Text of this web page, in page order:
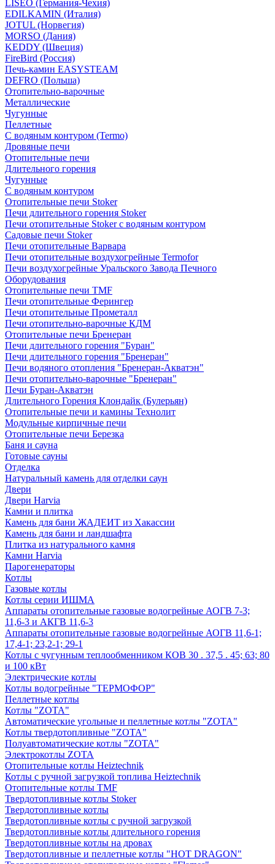
LISEO (Германия-Чехия)
EDILKAMIN (Италия)
JOTUL (Норвегия)
MORSO (Дания)
KEDDY (Швеция)
FireBird (Россия)
Печь-камин EASYSTEAM
DEFRO (Польша)
Отопительно-варочные
Металлические
Чугунные
Пеллетные
С водяным контуром (Termo)
Дровяные печи
Отопительные печи
Длительного горения
Чугунные
C водяным контуром
Отопительные печи Stoker
Печи длительного горения Stoker
Печи отопительные Stoker с водяным контуром
Садовые печи Stoker
Печи отопительные Варвара
Печи отопительные воздухогрейные Termofor
Печи воздухогрейные Уральского Завода Печного
Оборудования
Отопительные печи TMF
Печи отопительные Ферингер
Печи отопительные Прометалл
Печи отопительно-варочные КДМ
Отопительные печи Бренеран
Печи длительного горения "Буран"
Печи длительного горения "Бренеран"
Печи водяного отопления "Бренеран-Акватэн"
Печи отопительно-варочные "Бренеран"
Печи Буран-Акватэн
Длительного Горения Клондайк (Булерьян)
Отопительные печи и камины Технолит
Модульные кирпичные печи
Отопительные печи Березка
Баня и сауна
Готовые сауны
Отделка
Натуральный камень для отделки саун
Двери
Двери Harvia
Камни и плитка
Камень для бани ЖАДЕИТ из Хакассии
Камень для бани и ландшафта
Плитка из натурального камня
Камни Harvia
Парогенераторы
Котлы
Газовые котлы
Котлы серии ИШМА
Аппараты отопительные газовые водогрейные АОГВ 7-3;
11,6-3 и АКГВ 11,6-3
Аппараты отопительные газовые водогрейные АОГВ 11,6-1;
17,4-1; 23,2-1; 29-1
Котлы с чугунным теплообменником КОВ 30 . 37,5 . 45; 63; 80
и 100 кВт
Электрические котлы
Котлы водогрейные "ТЕРМОФОР"
Пеллетные котлы
Котлы "ZOTA"
Автоматические угольные и пеллетные котлы "ZOTA"
Котлы твердотопливные "ZOTA"
Полуавтоматические котлы "ZOTA"
Электрокотлы ZOTA
Отопительные котлы Heiztechnik
Котлы с ручной загрузкой топлива Heiztechnik
Отопительные котлы TMF
Твердотопливные котлы Stoker
Твердотопливные котлы
Твердотопливные котлы с ручной загрузкой
Твердотопливные котлы длительного горения
Твердотопливные котлы на дровах
Твердотопливные и пеллетные котлы "HOT DRAGON"